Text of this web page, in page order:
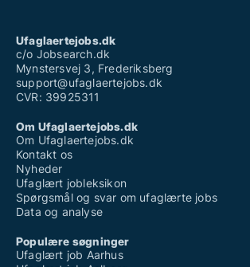
Ufaglært timeløn
Vikar ufaglært
Ufaglaertejobs.dk
c/o Jobsearch.dk
Mynstersvej 3, Frederiksberg
support@ufaglaertejobs.dk
CVR: 39925311
Om Ufaglaertejobs.dk
Om Ufaglaertejobs.dk
Kontakt os
Nyheder
Ufaglært jobleksikon
Spørgsmål og svar om ufaglærte jobs
Data og analyse
Populære søgninger
Ufaglært job Aarhus